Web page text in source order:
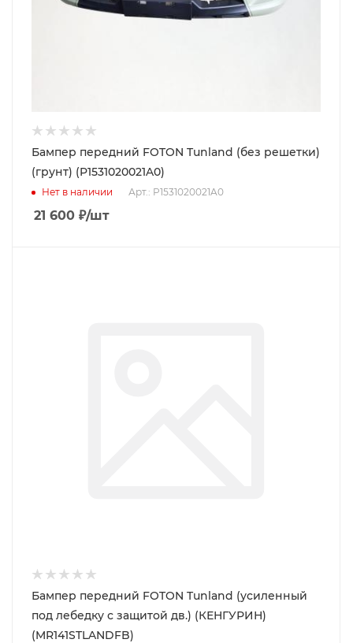
Бампер передний FOTON Tunland (без решетки)
(грунт) (P1531020021A0)
Нет в наличии Арт.: P1531020021A0
21 600 ₽/шт
Бампер передний FOTON Tunland (усиленный
под лебедку с защитой дв.) (КЕНГУРИН)
(MR141STLANDFB)